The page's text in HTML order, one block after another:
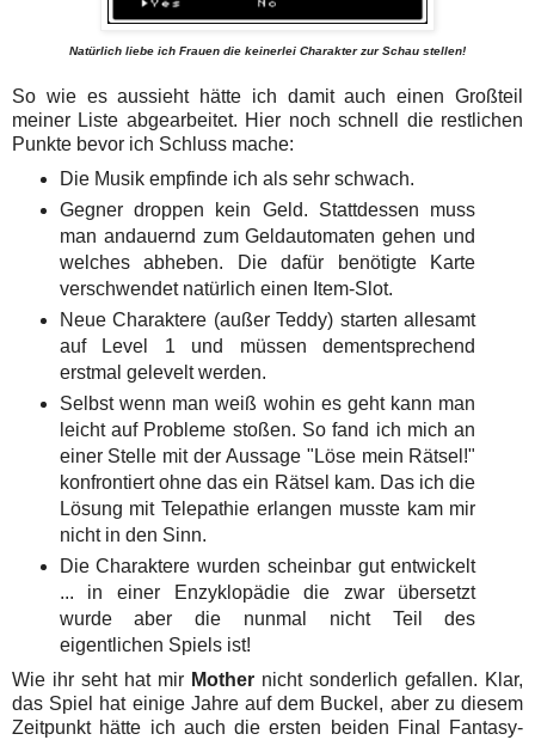
Natürlich liebe ich Frauen die keinerlei Charakter zur Schau stellen!
So wie es aussieht hätte ich damit auch einen Großteil
meiner Liste abgearbeitet. Hier noch schnell die restlichen
Punkte bevor ich Schluss mache:
Die Musik empfinde ich als sehr schwach.
Gegner droppen kein Geld. Stattdessen muss
man andauernd zum Geldautomaten gehen und
welches abheben. Die dafür benötigte Karte
verschwendet natürlich einen Item-Slot.
Neue Charaktere (außer Teddy) starten allesamt
auf Level 1 und müssen dementsprechend
erstmal gelevelt werden.
Selbst wenn man weiß wohin es geht kann man
leicht auf Probleme stoßen. So fand ich mich an
einer Stelle mit der Aussage "Löse mein Rätsel!"
konfrontiert ohne das ein Rätsel kam. Das ich die
Lösung mit Telepathie erlangen musste kam mir
nicht in den Sinn.
Die Charaktere wurden scheinbar gut entwickelt
... in einer Enzyklopädie die zwar übersetzt
wurde aber die nunmal nicht Teil des
eigentlichen Spiels ist!
Wie ihr seht hat mir Mother nicht sonderlich gefallen. Klar,
das Spiel hat einige Jahre auf dem Buckel, aber zu diesem
Zeitpunkt hätte ich auch die ersten beiden Final Fantasy-